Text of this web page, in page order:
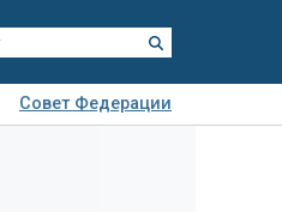
Совет Федерации